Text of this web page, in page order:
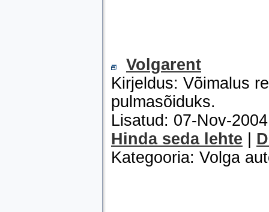
Volgarent
Kirjeldus: Võimalus
pulmasõiduks.
Lisatud: 07-Nov-
Hinda seda lehte
Kategooria: Volga